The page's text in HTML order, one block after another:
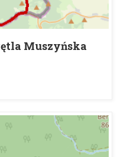
Muszyńska